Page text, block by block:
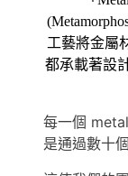
每一個
是通過數十